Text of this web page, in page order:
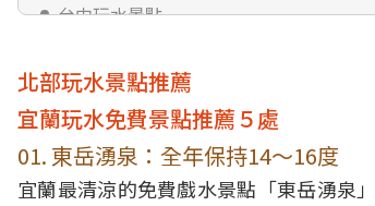
台中玩水景點
免費玩水景點｜南部推薦
高雄玩水景點
台南玩水景點
嘉義玩水景點
北部玩水景點推薦
宜蘭玩水免費景點推薦５處
01. 東岳湧泉：全年保持14～16度
宜蘭最清涼的免費戲水景點「東岳湧泉